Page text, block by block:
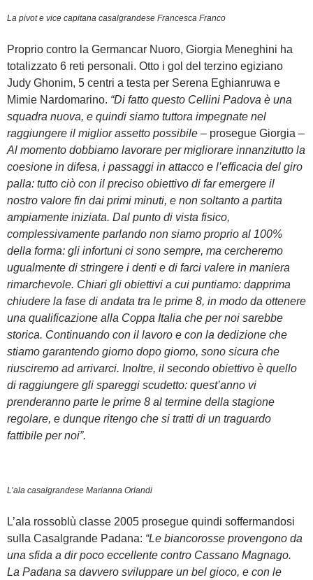
La pivot e vice capitana casalgrandese Francesca Franco
Proprio contro la Germancar Nuoro, Giorgia Meneghini ha
totalizzato 6 reti personali. Otto i gol del terzino egiziano
Judy Ghonim, 5 centri a testa per Serena Eghianruwa e
Mimie Nardomarino. “Di fatto questo Cellini Padova è una
squadra nuova, e quindi siamo tuttora impegnate nel
raggiungere il miglior assetto possibile – prosegue Giorgia –
Al momento dobbiamo lavorare per migliorare innanzitutto la
coesione in difesa, i passaggi in attacco e l’efficacia del giro
palla: tutto ciò con il preciso obiettivo di far emergere il
nostro valore fin dai primi minuti, e non soltanto a partita
ampiamente iniziata. Dal punto di vista fisico,
complessivamente parlando non siamo proprio al 100%
della forma: gli infortuni ci sono sempre, ma cercheremo
ugualmente di stringere i denti e di farci valere in maniera
rimarchevole. Chiari gli obiettivi a cui puntiamo: dapprima
chiudere la fase di andata tra le prime 8, in modo da ottenere
una qualificazione alla Coppa Italia che per noi sarebbe
storica. Continuando con il lavoro e con la dedizione che
stiamo garantendo giorno dopo giorno, sono sicura che
riusciremo ad arrivarci. Inoltre, il secondo obiettivo è quello
di raggiungere gli spareggi scudetto: quest’anno vi
prenderanno parte le prime 8 al termine della stagione
regolare, e dunque ritengo che si tratti di un traguardo
fattibile per noi”.
L’ala casalgrandese Marianna Orlandi
L’ala rossoblù classe 2005 prosegue quindi soffermandosi
sulla Casalgrande Padana: “Le biancorosse provengono da
una sfida a dir poco eccellente contro Cassano Magnago.
La Padana sa davvero sviluppare un bel gioco, e con le